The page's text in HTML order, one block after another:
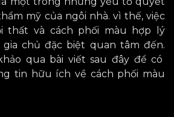
mỹ của ngôi nhà. vì thế, việc
thất và cách phối màu hợp lý
chủ đặc biệt quan tâm đến.
qua bài viết sau đây để có
tin hữu ích về cách phối màu